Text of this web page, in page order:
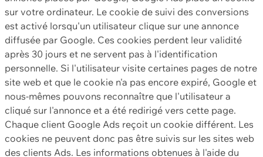
sur votre ordinateur. Le cookie de suivi des conversions
est activé lorsqu'un utilisateur clique sur une annonce
diffusée par Google. Ces cookies perdent leur validité
après 30 jours et ne servent pas à l'identification
personnelle. Si l'utilisateur visite certaines pages de notre
site web et que le cookie n'a pas encore expiré, Google et
nous-mêmes pouvons reconnaître que l'utilisateur a
cliqué sur l'annonce et a été redirigé vers cette page.
Chaque client Google Ads reçoit un cookie différent. Les
cookies ne peuvent donc pas être suivis sur les sites web
des clients Ads. Les informations obtenues à l'aide du